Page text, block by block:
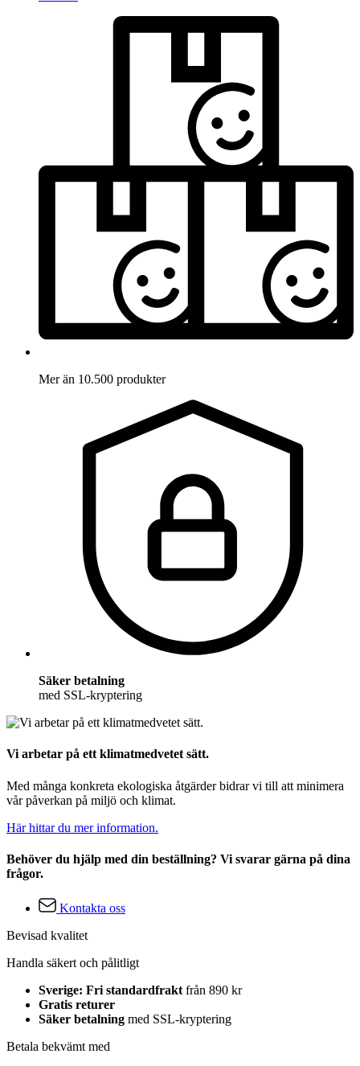
Mer än 10.500 produkter
Säker betalning
med SSL-kryptering
Vi arbetar på ett klimatmedvetet sätt.
Med många konkreta ekologiska åtgärder bidrar vi till att minimera
vår påverkan på miljö och klimat.
Här hittar du mer information.
Behöver du hjälp med din beställning? Vi svarar gärna på dina
frågor.
Kontakta oss
Bevisad kvalitet
Handla säkert och pålitligt
Sverige: Fri standardfrakt från 890 kr
Gratis returer
Säker betalning med SSL-kryptering
Betala bekvämt med